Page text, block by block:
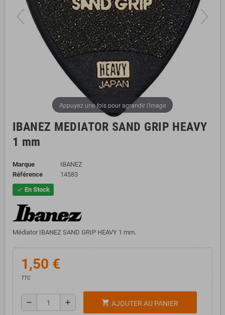
Appuyez une fois pour agrandir l'image
IBANEZ MEDIATOR SAND GRIP HEAVY
1 mm
Marque
IBANEZ
Référence
14583
check En Stock
Médiator IBANEZ SAND GRIP HEAVY 1 mm.
1,50 €
TTC
remove add shopping_cart AJOUTER AU PANIER